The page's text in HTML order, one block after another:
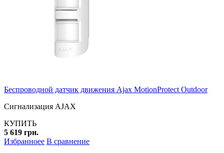
Беспроводной датчик движения Ajax MotionProtect Outdoor
Сигнализация AJAX
КУПИТЬ
5 619 грн.
Избранноее В сравнение